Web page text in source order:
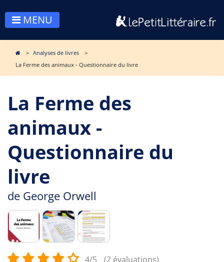
MENU
Analyses de livres
La Ferme des animaux - Questionnaire du livre
La Ferme des
animaux -
Questionnaire du
livre
de George Orwell
4/5 (2 évaluations)